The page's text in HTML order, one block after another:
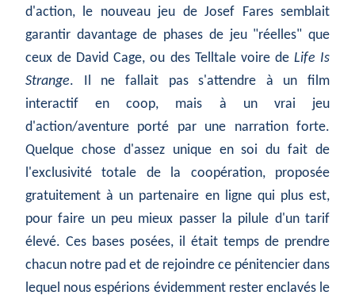
d'action, le nouveau jeu de Josef Fares semblait
garantir davantage de phases de jeu "réelles" que
ceux de David Cage, ou des Telltale voire de Life Is
Strange. Il ne fallait pas s'attendre à un film
interactif en coop, mais à un vrai jeu
d'action/aventure porté par une narration forte.
Quelque chose d'assez unique en soi du fait de
l'exclusivité totale de la coopération, proposée
gratuitement à un partenaire en ligne qui plus est,
pour faire un peu mieux passer la pilule d'un tarif
élevé. Ces bases posées, il était temps de prendre
chacun notre pad et de rejoindre ce pénitencier dans
lequel nous espérions évidemment rester enclavés le